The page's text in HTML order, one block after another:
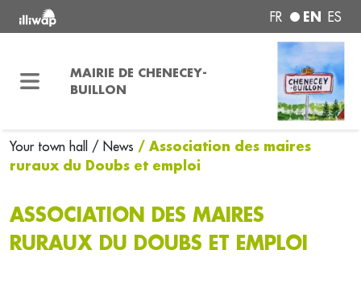
FR EN ES
MAIRIE DE CHENECEY-
BUILLON
Your town hall / News / Association des maires
ruraux du Doubs et emploi
ASSOCIATION DES MAIRES
RURAUX DU DOUBS ET EMPLOI